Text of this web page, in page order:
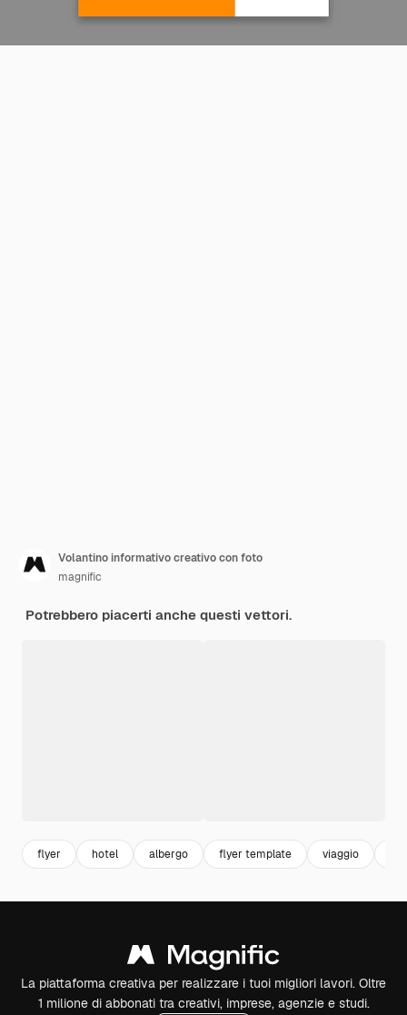
Volantino informativo creativo con foto
magnific
Potrebbero piacerti anche questi vettori.
flyer hotel albergo flyer template viaggio
La piattaforma creativa per realizzare i tuoi migliori lavori. Oltre
1 milione di abbonati tra creativi, imprese, agenzie e studi.